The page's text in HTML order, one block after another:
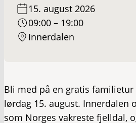
15. august 2026
09:00 – 19:00
Innerdalen
Bli med på en gratis
lørdag 15. august. Innerdalen
som Norges vakreste fjelldal,